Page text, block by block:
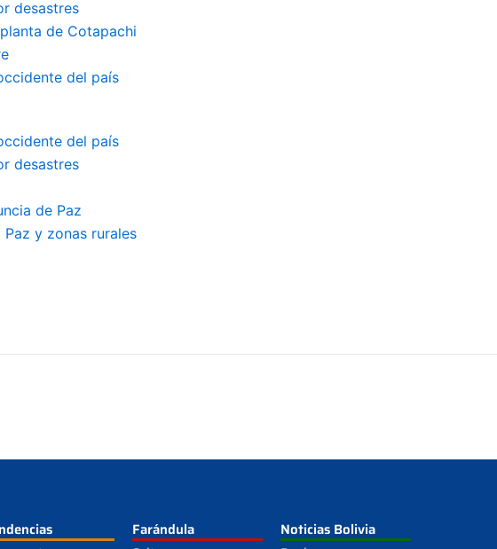
desastres
de Cotapachi
del país
del país
desastres
de Paz
y zonas rurales
Farándula Noticias Bolivia